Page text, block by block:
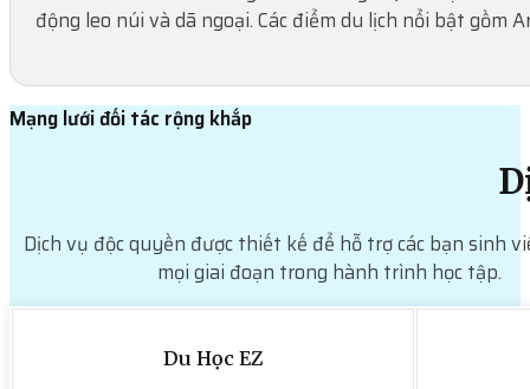
động leo núi và dã ngoại. Các điểm du lịch nổi bật
Mạng lưới đối tác rộng khắp
Dịch vụ độc quyền được thiết kế để hỗ trợ các bạn sinh
mọi giai đoạn trong hành trình học tập.
Du Học EZ